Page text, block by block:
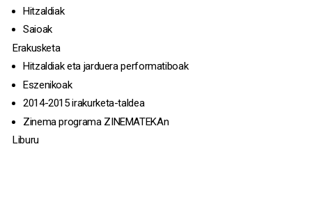
Hitzaldiak
Saioak
Erakusketa
Hitzaldiak eta jarduera performatiboak
Eszenikoak
2014-2015 irakurketa-taldea
Zinema programa ZINEMATEKAn
Liburu